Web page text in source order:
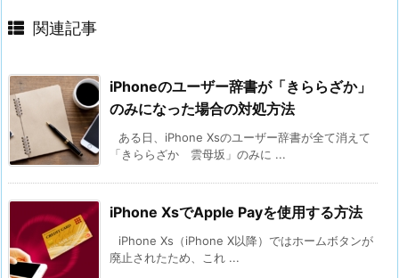
関連記事
iPhoneのユーザー辞書が「きららざか」
のみになった場合の対処方法
ある日、iPhone Xsのユーザー辞書が全て消えて
「きららざか 雲母坂」のみに ...
iPhone XsでApple Payを使用する方法
iPhone Xs（iPhone X以降）ではホームボタンが
廃止されたため、これ ...